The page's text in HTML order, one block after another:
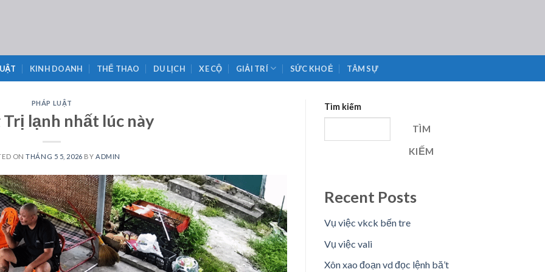
KINH DOANH THỂ THAO DU LỊCH XE CỘ GIẢI TRÍ SỨC KHOẺ TÂM SỰ
PHÁP LUẬT
lạnh nhất lúc này
ONTHÁNG 5 5, 2026 BY ADMIN
Tìm kiếm
TÌM
KIẾM
Recent Posts
Vụ việc vkck bến tre
Vụ việc vali
Xôn xao đoạn vd đọc lệnh bă’t